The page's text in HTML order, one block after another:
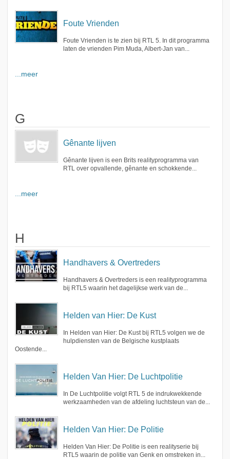
Foute Vrienden
Foute Vrienden is te zien bij RTL 5. In dit programma
laten de vrienden Pim Muda, Albert-Jan van...
...meer
G
Gênante lijven
Gênante lijven is een Brits realityprogramma van
RTL over opvallende, gênante en schokkende...
...meer
H
Handhavers & Overtreders
Handhavers & Overtreders is een realityprogramma
bij RTL5 waarin het dagelijkse werk van de...
Helden van Hier: De Kust
In Helden van Hier: De Kust bij RTL5 volgen we de
hulpdiensten van de Belgische kustplaats
Oostende...
Helden Van Hier: De Luchtpolitie
In De Luchtpolitie volgt RTL 5 de indrukwekkende
werkzaamheden van de afdeling luchtsteun van de...
Helden Van Hier: De Politie
Helden Van Hier: De Politie is een realityserie bij
RTL5 waarin de politie van Genk en omstreken in...